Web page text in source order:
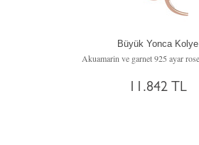
Büyük Yonca Kolye
11.842 TL